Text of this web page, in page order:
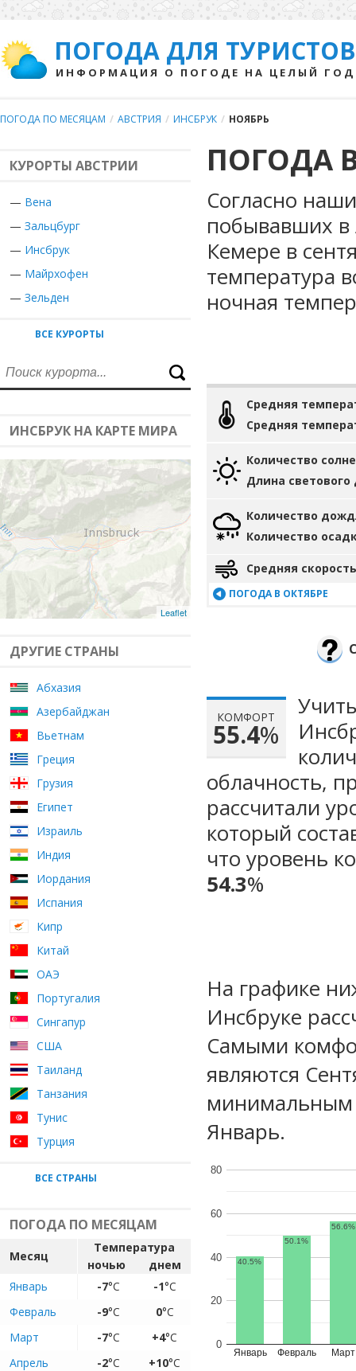
ПОГОДА ДЛЯ ТУРИСТОВ
ИНФОРМАЦИЯ О ПОГОДЕ НА ЦЕЛЫЙ ГОД
ПОГОДА ПО МЕСЯЦАМ / АВСТРИЯ / ИНСБРУК / НОЯБРЬ
КУРОРТЫ АВСТРИИ
— Вена
— Зальцбург
— Инсбрук
— Майрхофен
— Зельден
ВСЕ КУРОРТЫ
ИНСБРУК НА КАРТЕ МИРА
Leaflet
ДРУГИЕ СТРАНЫ
Абхазия
Азербайджан
Вьетнам
Греция
Грузия
Египет
Израиль
Индия
Иордания
Испания
Кипр
Китай
ОАЭ
Португалия
Сингапур
США
Таиланд
Танзания
Тунис
Турция
ВСЕ СТРАНЫ
ПОГОДА ПО МЕСЯЦАМ
Месяц
Температура
ночью
днем
Январь
-7°C -1°C
Февраль
-9°C 0°C
Март
-7°C +4°C
Апрель
-2°C +10°C
ПОГОДА
Согласно
побывавших в
Кемере в
температура
ночная
Средняя
Средняя
Количество
Длина светового
Количество
Количество
Средняя
ПОГОДА В ОКТЯБРЕ
КОМФОРТ
55.4%
облачность,
рассчитали
который
что уровень
54.3%
На графике
Инсбруке
Самыми
являются
минимальным
Январь.
Январь Февраль Март
0
20
40
60
80
40.5%
50.1%
56.6%